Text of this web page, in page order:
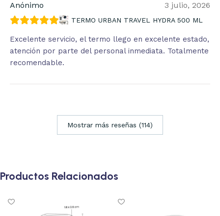
Anónimo 3 julio, 2026
TERMO URBAN TRAVEL HYDRA 500 ML
Excelente servicio, el termo llego en excelente estado,
atención por parte del personal inmediata. Totalmente
recomendable.
Mostrar más reseñas (114)
Productos Relacionados